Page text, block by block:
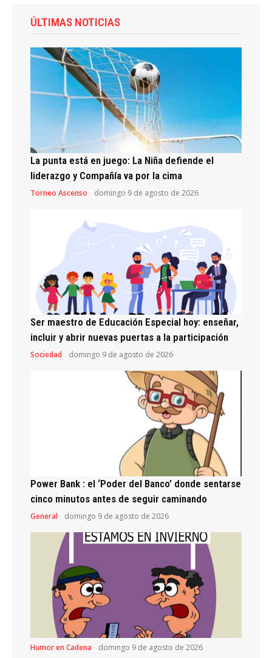
ÚLTIMAS NOTICIAS
La punta está en juego: La Niña defiende el
liderazgo y Compañía va por la cima
Torneo Ascenso domingo 9 de agosto de 2026
Ser maestro de Educación Especial hoy: enseñar,
incluir y abrir nuevas puertas a la participación
Sociedad domingo 9 de agosto de 2026
Power Bank : el ‘Poder del Banco’ donde sentarse
cinco minutos antes de seguir caminando
General domingo 9 de agosto de 2026
Humor en Cadena domingo 9 de agosto de 2026